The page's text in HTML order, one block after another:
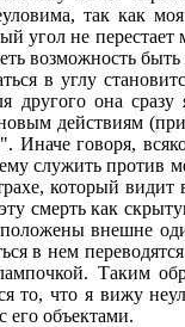
так как моя
угол не перестает
возможность
в углу
она сразу
действиям
говоря,
служить против
который
смерть как
внешне
в нем
Таким
то, что я вижу
его объектами.